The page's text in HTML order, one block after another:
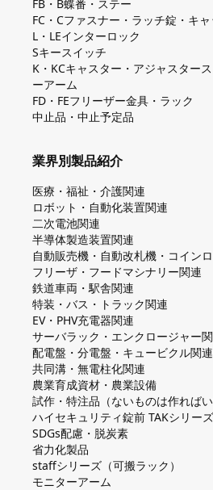
FB・B蝶番・ステー
FC・Cファスナー・ラッチ錠・キ
L・LEインターロック
Sキースイッチ
K・KCキャスター・アジャスター
ーアーム
FD・FEフリーザー金具・ラック
中止品・中止予定品
業界別製品紹介
医療・福祉・介護関連
ロボット・自動化装置関連
二次電池関連
半導体製造装置関連
自動販売機・自動改札機・コイン
フリーザ・フードマシナリー関連
鉄道車両・駅舎関連
特装・バス・トラック関連
EV・PHV充電器関連
サーバラック・エンクロージャー
配電盤・分電盤・キュービクル関連
共同溝・無電柱化関連
農業育成資材・農業設備
試作・特注品（ないものは作ればい
ハイセキュリティ錠前 TAKシリーズ
SDGs配慮・脱炭素
省力化製品
staffシリーズ（可搬ラック）
モニターアーム